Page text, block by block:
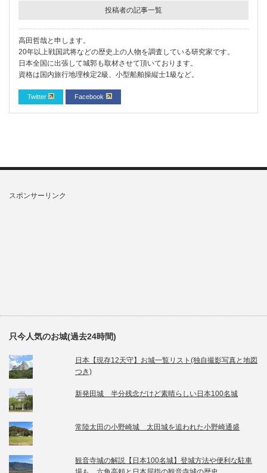
投稿者の記事一覧
高田哲哉と申します。
20年以上戦国武将などの歴史上の人物を調査している研究家です。
日本全国に出張して城郭も取材させて頂いております。
資格は国内旅行地理検定2級、小型船舶操縦士1級など。
Twitter Facebook
スポンサーリンク
只今人気のお城(過去24時間)
日本【現存12天守】お城一覧リスト(独自撮影写真と地図
つき)
新発田城 半分残念だけど素晴らしい日本100名城
常陸太田の小野崎城 太田城を追われた小野崎通盛
観音寺城の解説【日本100名城】登城方法や便利な駐車